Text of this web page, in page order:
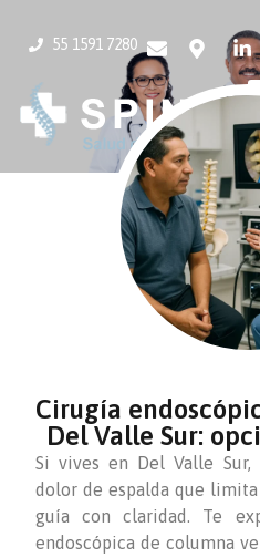
55 1591 7280
Cirugía
Del Valle Sur:
Si vives en Del Valle Sur,
dolor de espalda que
guía con claridad. Te
endoscópica de columna